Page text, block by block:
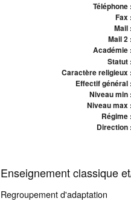
Téléphone :
Fax :
Mail :
Mail 2 :
Académie :
Statut :
Caractère religieux :
Effectif général :
Niveau min :
Niveau max :
Régime :
Direction :
Enseignement classique
Regroupement d'adaptation